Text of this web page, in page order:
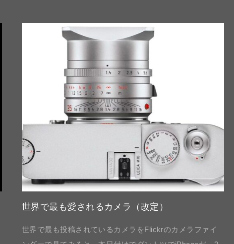
世界で最も愛されるカメラ（改定）
世界で最も投稿されているカメラをFlickrのカメラファイ